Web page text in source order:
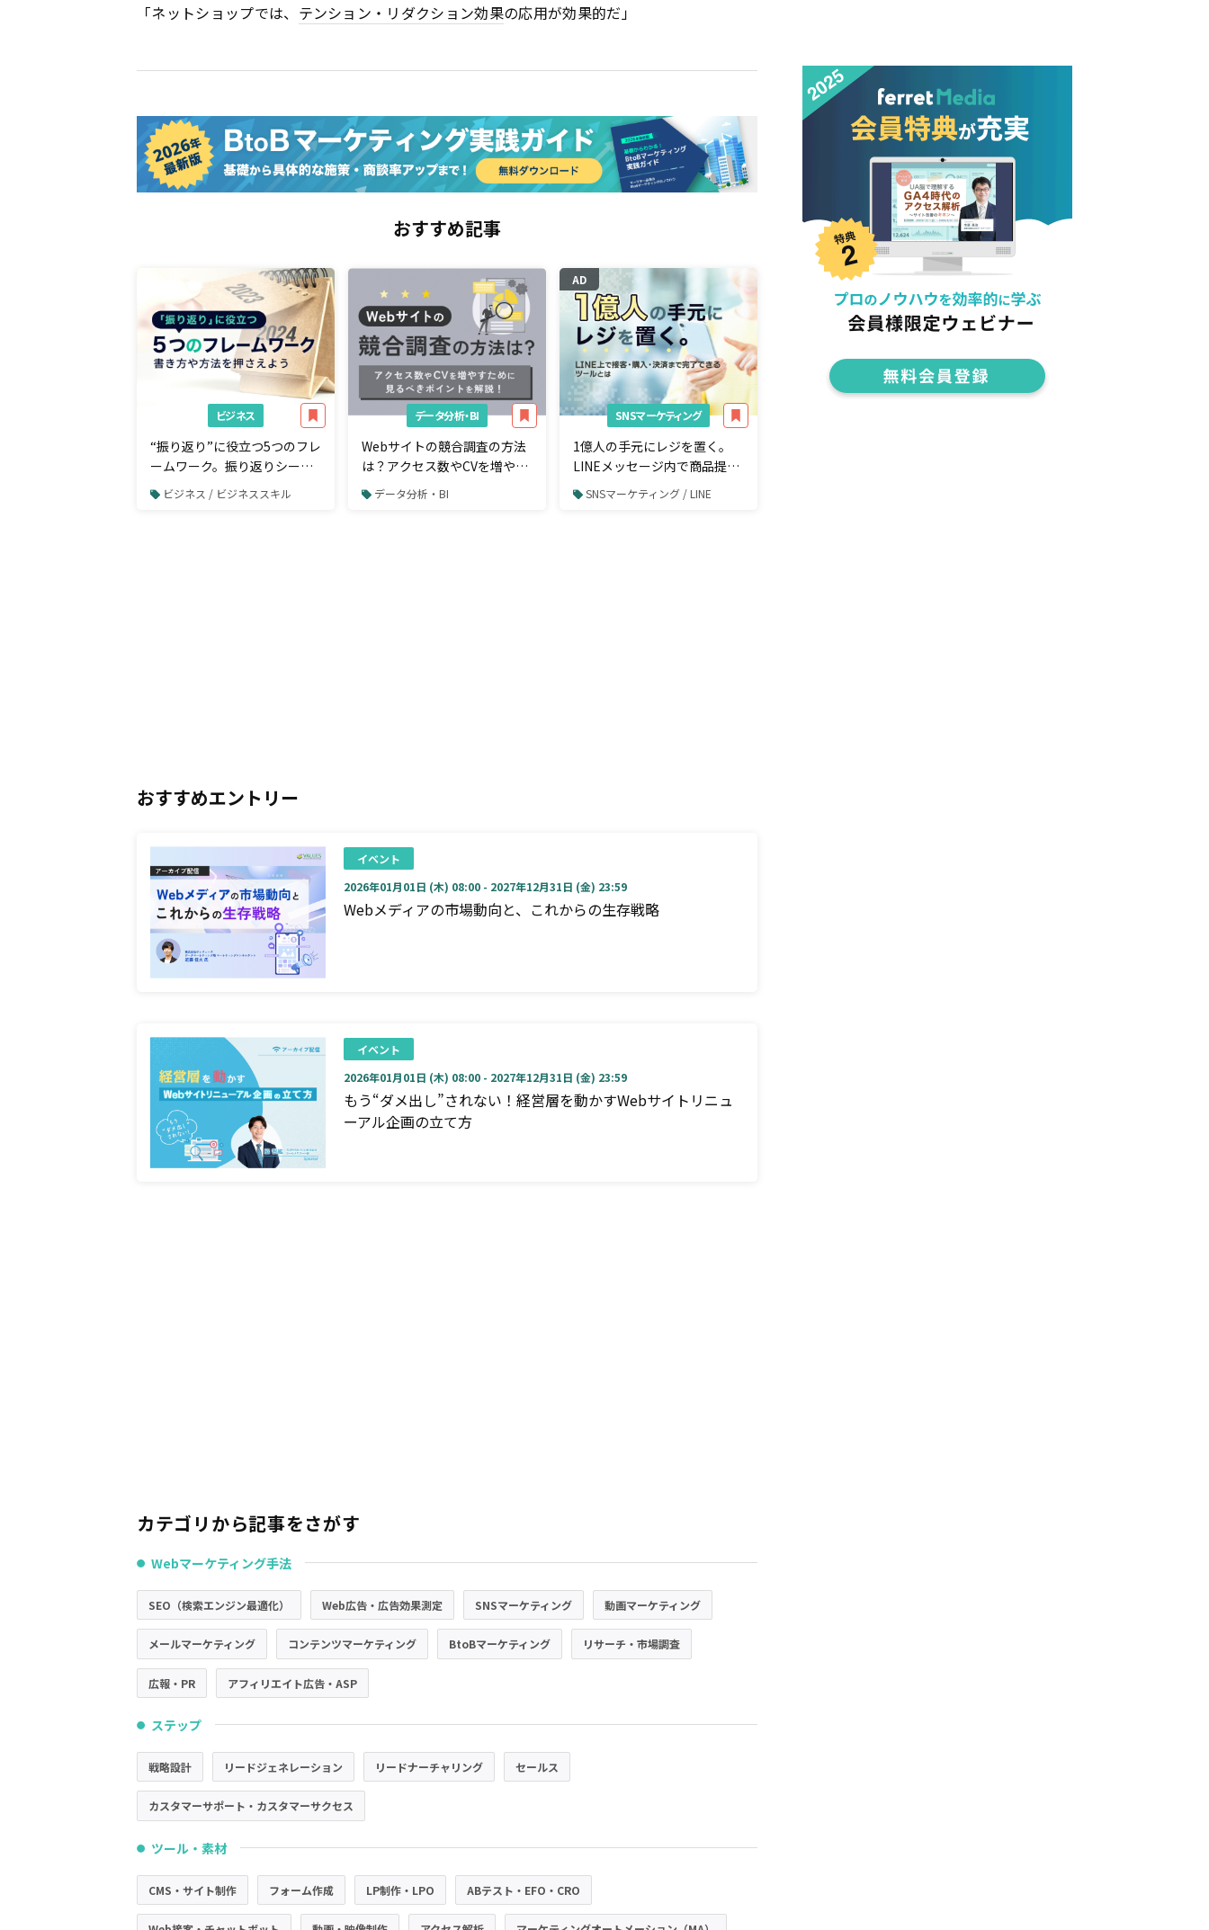
「ネットショップでは、 テンション・リダクション効果の応用が効果的だ」
おすすめ記事
ビジネス
“振り返り”に役立つ5つのフレ
ームワーク。振り返りシート
の書き方や方法を押さえよう
ビジネス / ビジネススキル
データ分析・BI
Webサイトの競合調査の方法
は？アクセス数やCVを増やす
ために見るべきポイント
データ分析・BI
AD
SNSマーケティング
1億人の手元にレジを置く。
LINEメッセージ内で商品提案
から購入・決済まで完了でき
SNSマーケティング / LINE
おすすめエントリー
イベント
2026年01月01日 (木) 08:00 - 2027年12月31日 (金) 23:59
Webメディアの市場動向と、これからの生存戦略
イベント
2026年01月01日 (木) 08:00 - 2027年12月31日 (金) 23:59
もう“ダメ出し”されない！経営層を動かすWebサイトリニュ
ーアル企画の立て方
カテゴリから記事をさがす
● Webマーケティング手法
SEO（検索エンジン最適化） Web広告・広告効果測定 SNSマーケティング 動画マーケティング
メールマーケティング コンテンツマーケティング BtoBマーケティング リサーチ・市場調査
広報・PR アフィリエイト広告・ASP
● ステップ
戦略設計 リードジェネレーション リードナーチャリング セールス
カスタマーサポート・カスタマーサクセス
● ツール・素材
CMS・サイト制作 フォーム作成 LP制作・LPO ABテスト・EFO・CRO